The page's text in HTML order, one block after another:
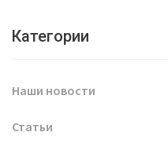
Категории
Наши новости
Статьи